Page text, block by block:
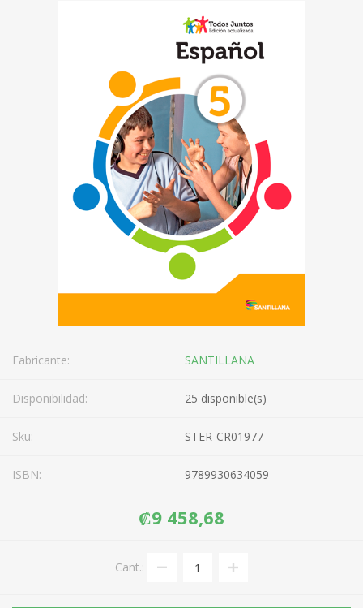
Fabricante: SANTILLANA
Disponibilidad: 25 disponible(s)
Sku: STER-CR01977
ISBN: 9789930634059
₡9 458,68
Cant.: